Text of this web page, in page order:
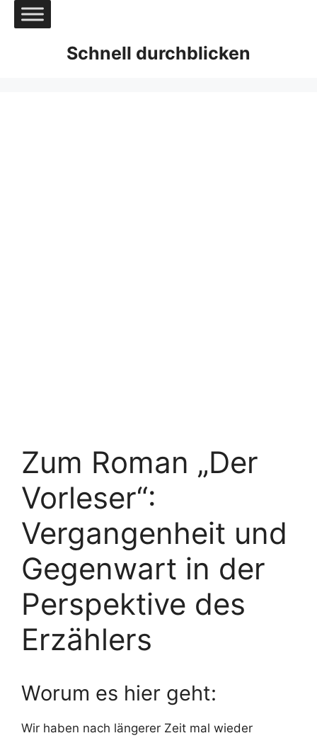
Zum
Inhalt
Schnell durchblicken
Zum Roman „Der
Vorleser“:
Vergangenheit und
Gegenwart in der
Perspektive des
Erzählers
Worum es hier geht:
Wir haben nach längerer Zeit mal wieder